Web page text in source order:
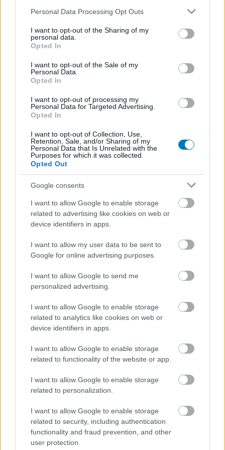
Please note that this website/app uses one or more Google
not limited to your visit or usage behaviour. You may click to
grant or deny consent to Google and its third-party tags to
use your data for below specified purposes in below Google
consent section.
Personal Data Processing Opt Outs
I want to opt-out of the Sharing of my
personal data.
Opted In
I want to opt-out of the Sale of my
Personal Data.
Opted In
I want to opt-out of processing my
Personal Data for Targeted Advertising.
Opted In
I want to opt-out of Collection, Use,
Retention, Sale, and/or Sharing of my
Personal Data that Is Unrelated with the
Purposes for which it was collected.
Opted Out
Google consents
I want to allow Google to enable storage
related to advertising like cookies on web or
device identifiers in apps.
I want to allow my user data to be sent to
Google for online advertising purposes.
I want to allow Google to send me
personalized advertising.
I want to allow Google to enable storage
related to analytics like cookies on web or
device identifiers in apps.
I want to allow Google to enable storage
related to functionality of the website or app.
I want to allow Google to enable storage
related to personalization.
I want to allow Google to enable storage
related to security, including authentication
functionality and fraud prevention, and other
user protection.
Felforgatta a Steam a címkéket,
hogy könnyebben megtaláld a
téged érdeklő játékokat
is finomodott.
Unmute
Alaposan belenyúlt a Valve a Steam egyik legfontosabb,
mégis gyakran háttérben maradó rendszerébe, az
áruházi címkék világába. A most bejelentett
nem apró kozmetikázás, hanem egy átfogó rendrakás,
amelynek részeként 17 új címke került be, 28-at pedig
eltávolítottak, és több meglévőt is átneveztek vagy
könnyebben eligazodjanak a kínálatban, miközben az
ajánlórendszer is pontosabban dolgozhat.
A Steam ökoszisztémájában a címkék kulcsszerepet
játszanak, mivel ezek alapján tudja a platform értelmezni,
milyen típusú játékról van szó, és ennek megfelelően
ajánlani azt a felhasználóknak. Ugyanakkor a játékosok
számára is ezek jelentik az egyik legfontosabb
alapján keresgélnek. Nem véletlen, hogy a rendszer
folyamatosan alakul, hiszen a játékok és a játékosok
igényei is változnak.